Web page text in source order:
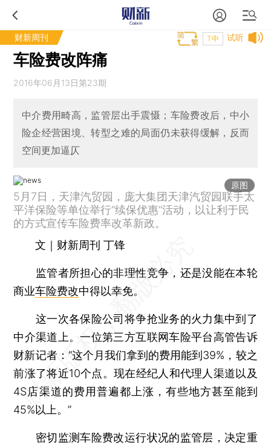
财新周刊 试听
T中
车险费改阵痛
2016年06月13日第23期
中介费用畸高，监管层出手震慑；车险费改后，中小
险企经营困境、转型之难的局面仍未获得缓解，反而
空间更加逼仄
原图
5月7日，天津汽贸园，庞大集团天津汽贸园联手太
平洋保险等单位举行“续保优惠”活动，以让利于民
的方式宣传车险费率改革新政。
文｜财新周刊 丁锋
监管者所担心的非理性竞争，还是没能在本轮
商业车险费改中得以幸免。
这一次各保险公司将争抢业务的火力集中到了
中介渠道上。一位第三方互联网车险平台高管告诉
财新记者：“这个月我们拿到的费用能到39%，较之
前涨了将近10个点。现在经纪人和代理人渠道以及
4S店渠道的费用普遍都上涨，有些地方甚至能到
45%以上。”
密切监测车险费改运行状况的监管层，决定重